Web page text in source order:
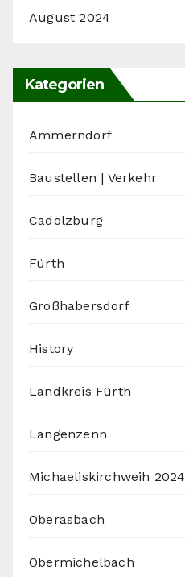
August 2024
Kategorien
Ammerndorf
Baustellen | Verkehr
Cadolzburg
Fürth
Großhabersdorf
History
Landkreis Fürth
Langenzenn
Michaeliskirchweih 2024
Oberasbach
Obermichelbach